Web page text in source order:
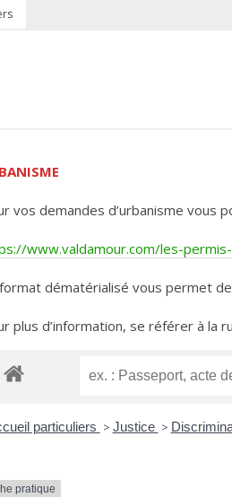
vos demandes d’urbanisme vous
www.valdamour.com/les-
dématérialisé vous permet
plus d’information, se référer à la
particuliers > Justice >
pratique